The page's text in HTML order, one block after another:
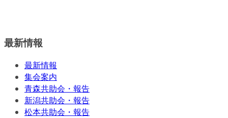
最新情報
最新情報
集会案内
青森共助会・報告
新潟共助会・報告
松本共助会・報告